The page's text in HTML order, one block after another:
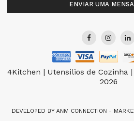
ENVIAR UMA
4Kitchen | Utensílios de Cozinha
2026
DEVELOPED BY ANM CONNECTION -